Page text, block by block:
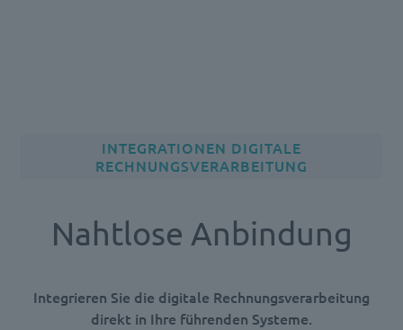
INTEGRATIONEN DIGITALE
RECHNUNGSVERARBEITUNG
Nahtlose Anbindung
Integrieren Sie die digitale Rechnungsverarbeitung
direkt in Ihre führenden Systeme.